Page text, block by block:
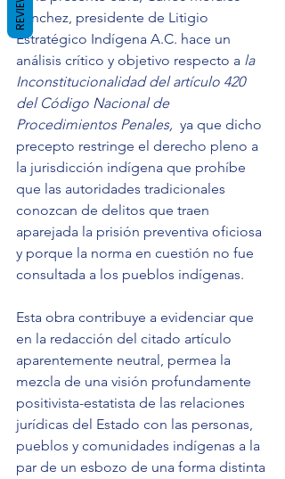
Sánchez, presidente de Litigio
Estratégico Indígena A.C. hace un
análisis crítico y objetivo respecto a la
Inconstitucionalidad del artículo 420
del Código Nacional de
Procedimientos Penales, ya que dicho
precepto restringe el derecho pleno a
la jurisdicción indígena que prohíbe
que las autoridades tradicionales
conozcan de delitos que traen
aparejada la prisión preventiva oficiosa
y porque la norma en cuestión no fue
consultada a los pueblos indígenas.
Esta obra contribuye a evidenciar que
en la redacción del citado artículo
aparentemente neutral, permea la
mezcla de una visión profundamente
positivista-estatista de las relaciones
jurídicas del Estado con las personas,
pueblos y comunidades indígenas a la
par de un esbozo de una forma distinta